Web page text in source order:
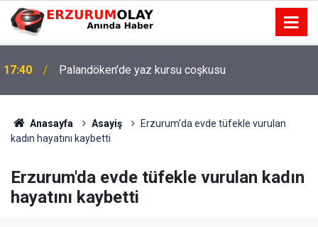
17:40 Palandöken'de yaz kursu coşkusu
Anasayfa Asayiş
Erzurum'da evde tüfekle vurulan
kadın hayatını kaybetti
Erzurum'da evde tüfekle vurulan kadın
hayatını kaybetti